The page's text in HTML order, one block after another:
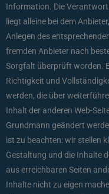
Information. Die
liegt alleine bei dem
Anlegen des
fremden Anbieter nach
Sorgfalt überprüft worden.
Richtigkeit und
werden, die über
Inhalt der anderen Web-
Grundmann geändert
ist zu beachten: wir stellen
Gestaltung und die Inhalte
aus erreichbaren Seiten
Inhalte nicht zu eigen